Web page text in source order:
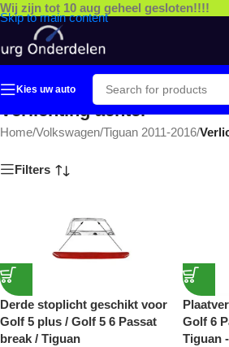
Skip to main content
Wij zijn tot 10 aug geheel gesloten!!!!
Kies uw auto
Verlichting achter
Home/Volkswagen/Tiguan 2011-2016/
Filters
Derde stoplicht geschikt voor
Golf 5 plus / Golf 5 6 Passat
break / Tiguan
Golf 6
Tiguan